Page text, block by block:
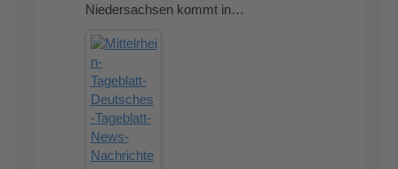
Niedersachsen kommt in…